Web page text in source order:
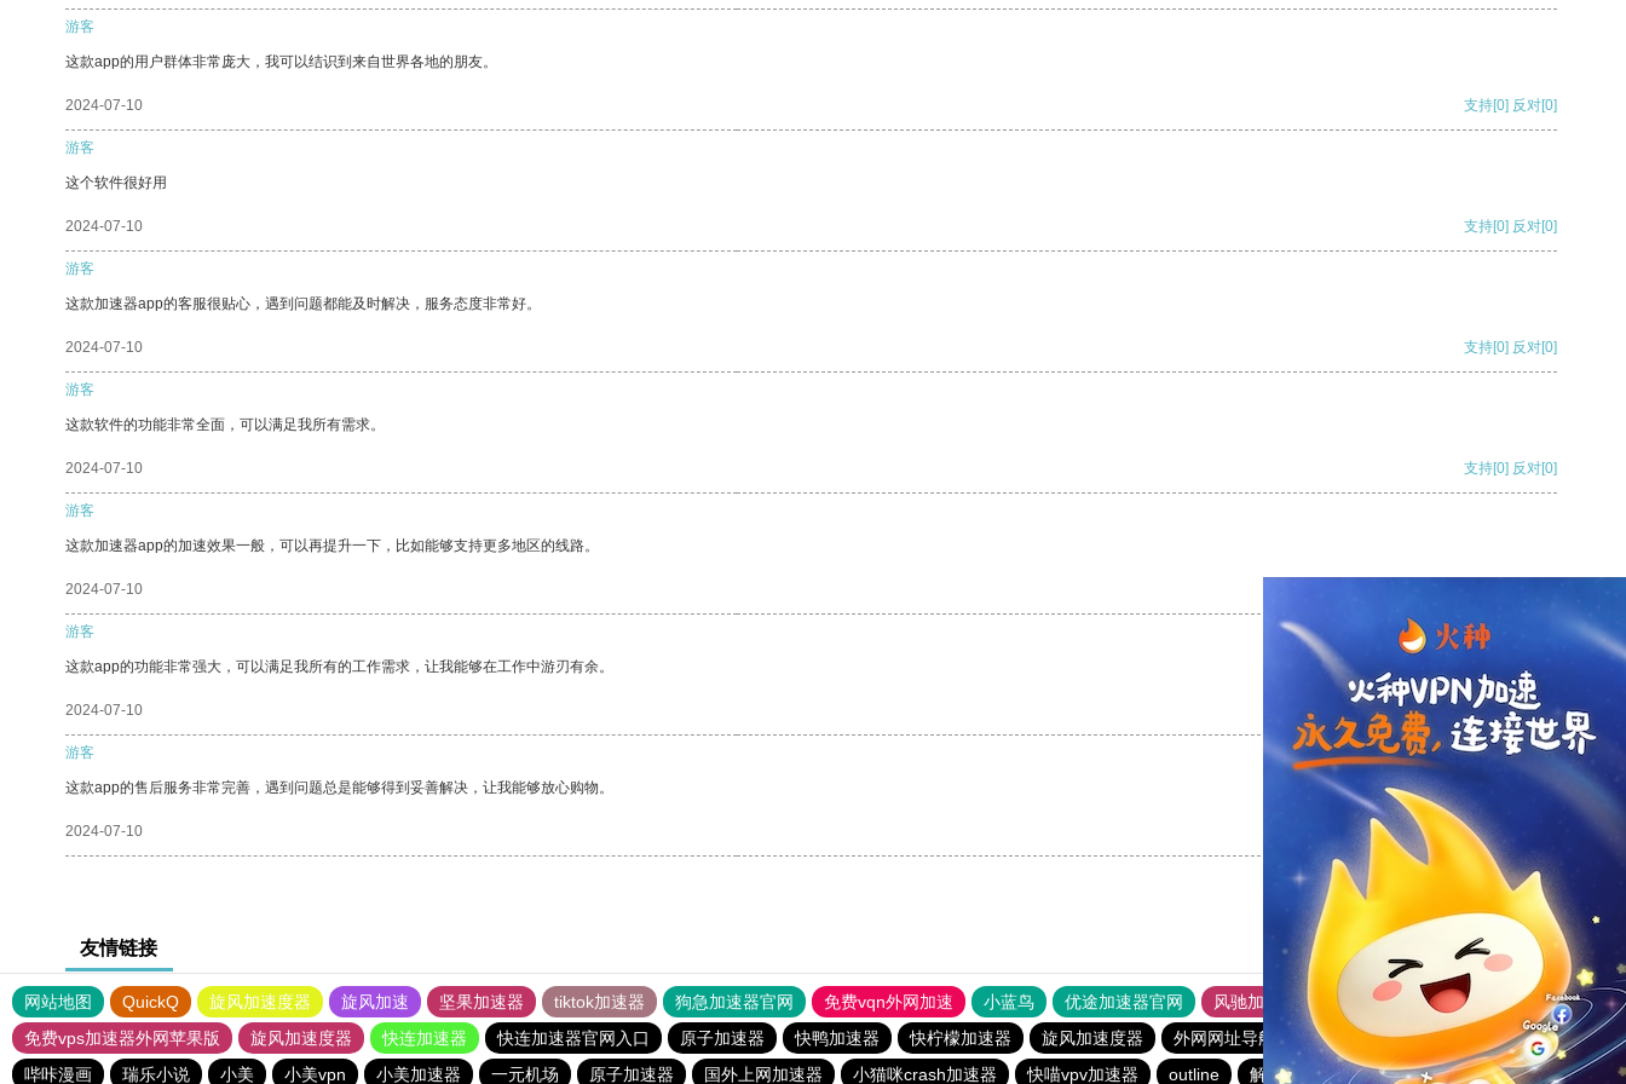
游客
这款app的用户群体非常庞大，我可以结识到来自世界各地的朋友。
2024-07-10 支持[0] 反对[0]
游客
这个软件很好用
2024-07-10 支持[0] 反对[0]
游客
这款加速器app的客服很贴心，遇到问题都能及时解决，服务态度非常好。
2024-07-10 支持[0] 反对[0]
游客
这款软件的功能非常全面，可以满足我所有需求。
2024-07-10 支持[0] 反对[0]
游客
这款加速器app的加速效果一般，可以再提升一下，比如能够支持更多地区的线路。
2024-07-10
游客
这款app的功能非常强大，可以满足我所有的工作需求，让我能够在工作中游刃有余。
2024-07-10 支持 [0] 反对[0]
游客
这款app的售后服务非常完善，遇到问题总是能够得到妥善解决，让我能够放心购物。
2024-07-10 支持
友情链接
网站地图 QuickQ 旋风加速度器 旋风加速 坚果加速器 tiktok加速器 狗急加速器官网 免费vqn外网加速 小蓝鸟 优途加速器官网 风驰加速器
旋风加速器
免费vps加速器外网苹果版
旋风加速度器 快连加速器 快连加速器官网入口 原子加速器 快鸭加速器 快柠檬加速器 旋风加速度器 外网网址导航 软件中心 雷霆加速
狂飙加速器
哔咔漫画
瑞乐小说 小美 小美vpn 小美加速器 一元机场 原子加速器 国外上网加速器 小猫咪crash加速器 快喵vpv加速器 outline 解锁机 慧通下载站 红海pro加速器